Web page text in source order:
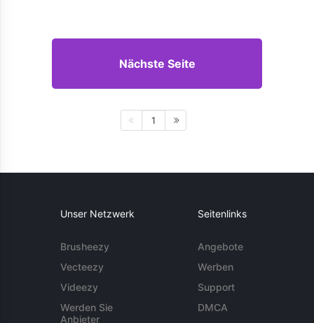
Nächste Seite
1
Unser Netzwerk
Brusheezy
Vecteezy
Videezy
Werden Sie
Anbieter
Seitenlinks
Angebote
Werben
Support
DMCA